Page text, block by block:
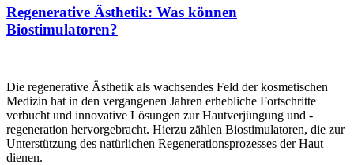
Regenerative Ästhetik: Was können
Biostimulatoren?
Die regenerative Ästhetik als wachsendes Feld der kosmetischen
Medizin hat in den vergangenen Jahren erhebliche Fortschritte
verbucht und innovative Lösungen zur Hautverjüngung und -
regeneration hervorgebracht. Hierzu zählen Biostimulatoren, die zur
Unterstützung des natürlichen Regenerationsprozesses der Haut
dienen.